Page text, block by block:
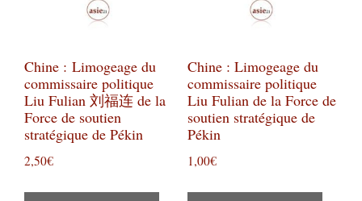
Chine : Limogeage du
commissaire politique
Liu Fulian 刘福连 de la
Force de soutien
stratégique de Pékin
2,50€
Chine : Limogeage du
commissaire politique
Liu Fulian de la Force de
soutien stratégique de
Pékin
1,00€